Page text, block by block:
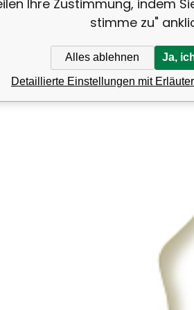
Ihre Zustimmung, indem
stimme zu"
Alles ablehnen Ja,
Detaillierte Einstellungen mit